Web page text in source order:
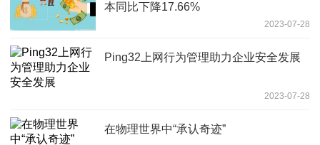
本同比下降17.66%
2023-07-28
Ping32上网行为管理助力企业安全发展
2023-07-28
在物理世界中“承认奇迹”